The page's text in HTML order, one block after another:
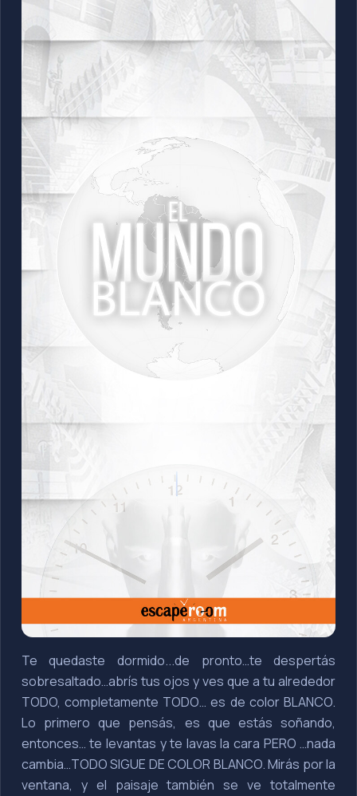
Te quedaste dormido...de pronto…te despertás
sobresaltado…abrís tus ojos y ves que a tu alrededor
TODO, completamente TODO… es de color BLANCO.
Lo primero que pensás, es que estás soñando,
entonces… te levantas y te lavas la cara PERO …nada
cambia…TODO SIGUE DE COLOR BLANCO. Mirás por la
ventana, y el paisaje también se ve totalmente